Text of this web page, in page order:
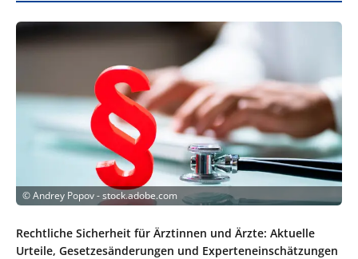
©Andrey Popov - stock.adobe.com
Rechtliche Sicherheit für Ärztinnen und Ärzte: Aktuelle
Urteile, Gesetzesänderungen und Experteneinschätzungen